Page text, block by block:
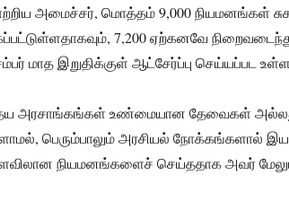
அமைச்சர், மொத்தம் 9,000 நியமனங்கள்
7,200 ஏற்கனவே
மாத இறுதிக்குள் ஆட்சேர்ப்பு செய்யப்பட
அரசாங்கங்கள் உண்மையான தேவைகள் அல்லது
பெரும்பாலும் அரசியல் நோக்கங்களால்
நியமனங்களைச் செய்ததாக அவர் மேலும்